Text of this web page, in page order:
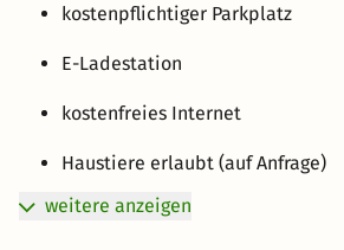
kostenpflichtiger Parkplatz
E-Ladestation
kostenfreies Internet
Haustiere erlaubt (auf Anfrage)
weitere anzeigen